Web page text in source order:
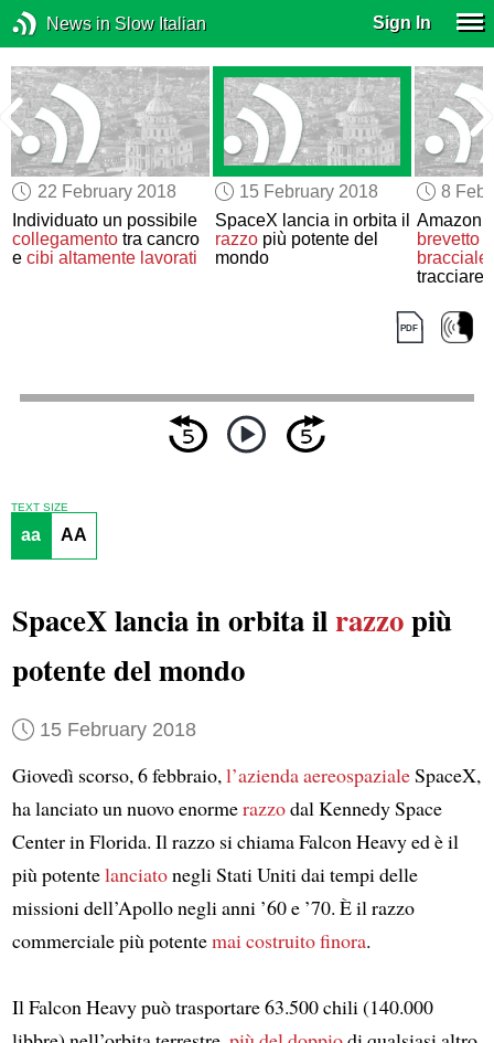
News in Slow Italian Sign In
22 February 2018
Individuato un possibile
collegamento tra cancro
ecibi altamente lavorati
15 February 2018
SpaceX lancia in orbita il
razzopiù potente del
mondo
8
Amazon
brevetto
tracciare
TEXT SIZE
aa AA
SpaceX lancia in orbita ilrazzopiù
potente del mondo
15 February 2018
Giovedì scorso, 6 febbraio,l’azienda aereospazialeSpaceX,
ha lanciato un nuovo enormerazzodal Kennedy Space
Center in Florida. Il razzo si chiama Falcon Heavy ed è il
più potentelanciatonegli Stati Uniti dai tempi delle
missioni dell’Apollo negli anni ’60 e ’70. È il razzo
commerciale più potentemai costruito finora.
Il Falcon Heavy può trasportare 63.500 chili (140.000